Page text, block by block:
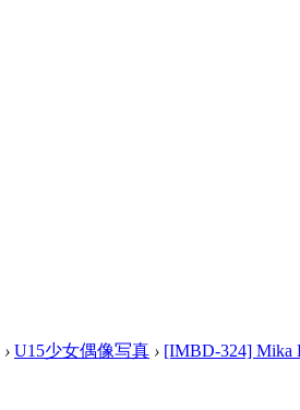
› U15少女偶像写真 › [IMBD-324] Mika